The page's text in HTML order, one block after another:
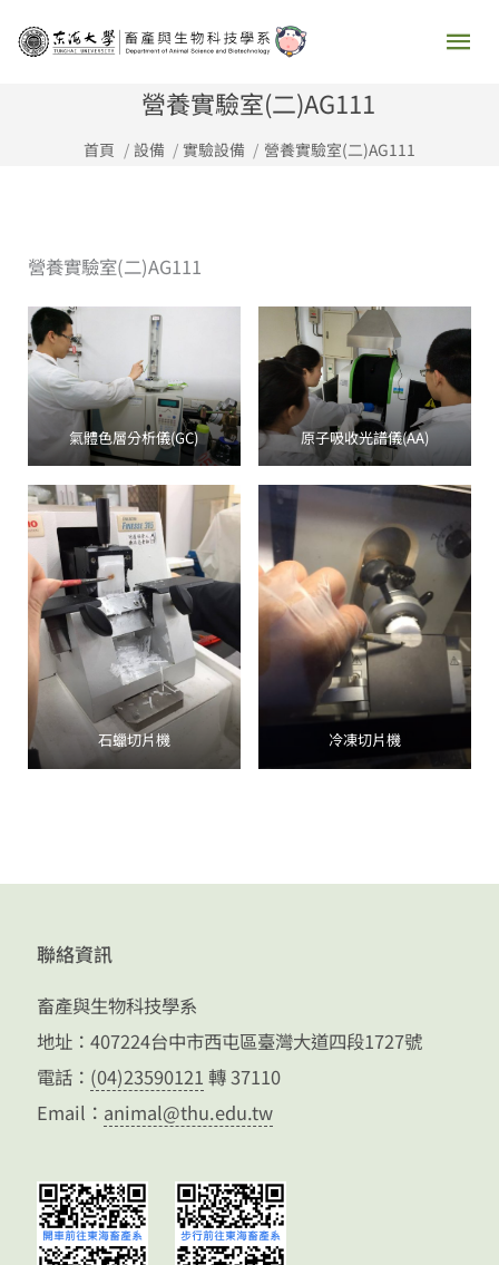
主
營養實驗室(二)AG111
首頁 設備 實驗設備 營養實驗室(二)AG111
營養實驗室(二)AG111
氣體色層分析儀(GC) 原子吸收光譜儀(AA)
石蠟切片機 冷凍切片機
聯絡資訊
畜產與生物科技學系
地址：407224台中市西屯區臺灣大道四段1727號
電話： (04)23590121 轉 37110
Email： animal@thu.edu.tw